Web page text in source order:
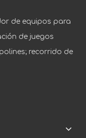
de equipos para
de juegos
recorrido de